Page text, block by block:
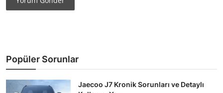
Popüler Sorunlar
Jaecoo J7 Kronik Sorunları ve Detaylı